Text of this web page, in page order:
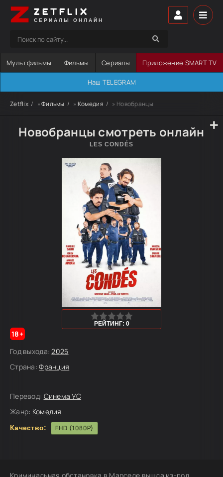
ZETFLIX
СЕРИАЛЫ ОНЛАЙН
Мультфильмы Фильмы Сериалы Приложение SMART TV
Наш TELEGRAM
Zetflix »Фильмы » Комедия » Новобранцы
Новобранцы смотреть онлайн
LES CONDÉS
4
5
РЕЙТИНГ: 0
18+
Год выхода: 2025
Страна: Франция
Перевод: Синема УС
Жанр: Комедия
Качество: FHD (1080P)